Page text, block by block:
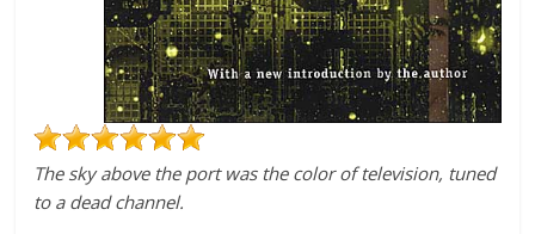
The sky above the port was the color of television, tuned
to a dead channel.